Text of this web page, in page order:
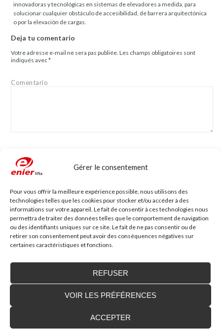
Gérer le consentement
Pour vous offrir la meilleure expérience possible, nous utilisons des
technologies telles que les cookies pour stocker et/ou accéder à des
informations sur votre appareil. Le fait de consentir à ces technologies nous
permettra de traiter des données telles que le comportement de navigation
ou des identifiants uniques sur ce site. Le fait de ne pas consentir ou de
retirer son consentement peut avoir des conséquences négatives sur
certaines caractéristiques et fonctions.
ACCEPTER
REFUSER
VOIR LES PRÉFÉRENCES
innovadoras y tecnológicas en sistemas de elevadores a medida, para
solucionar cualquier obstáculo de accesibilidad, de barrera arquitectónica
o por la elevación de cargas.
Deja tu comentario
Votre adresse e-mail ne sera pas publiée. Les champs obligatoires sont
indiqués avec*
Comentario
Site web
Nous installons des plates-formes élévatrices
compris en France
Notre emplacement géographique proche de la
frontière française, à 40 minutes, nous permet d’offrir...